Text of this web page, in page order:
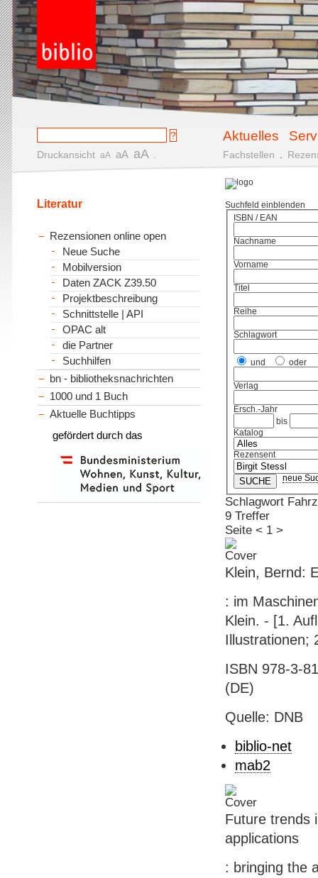
Aktuelles
Druckansicht aA aA aA Fachstellen
Suchfeld einblenden
ISBN / EAN
Nachname
Vorname
Titel
Reihe
Schlagwort
und oder
Verlag
Ersch.-Jahr
bis
Katalog
Rezensent
neue
Schlagwort
9 Treffer
Seite < 1 >
Klein, Bernd:
: im
Klein. - [1.
Illustrationen;
ISBN 978-3-
(DE)
Quelle: DNB
biblio-net
mab2
Future trends
applications
: bringing the
Literatur
Rezensionen online open
Neue Suche
Mobilversion
Daten ZACK Z39.50
Projektbeschreibung
Schnittstelle | API
OPAC alt
die Partner
Suchhilfen
bn - bibliotheksnachrichten
1000 und 1 Buch
Aktuelle Buchtipps
gefördert durch das